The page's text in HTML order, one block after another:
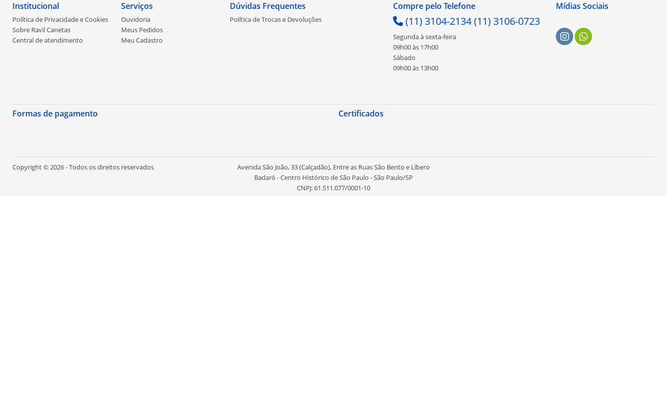
Institucional
Política de Privacidade e Cookies
Sobre Ravil Canetas
Central de atendimento
Serviços
Ouvidoria
Meus Pedidos
Meu Cadastro
Dúvidas Frequentes
Política de Trocas e Devoluções
Compre pelo Telefone
(11) 3104-2134 (11) 3106-0723
Segunda à sexta-feira
09h00 às 17h00
Sábado
09h00 ás 13h00
Mídias Sociais
Formas de pagamento Certificados
Copyright © 2026 - Todos os direitos reservados
Avenida São João, 33 (Calçadão), Entre as Ruas São Bento e Líbero
Badaró - Centro Histórico de São Paulo - São Paulo/SP
CNPJ: 61.511.077/0001-10